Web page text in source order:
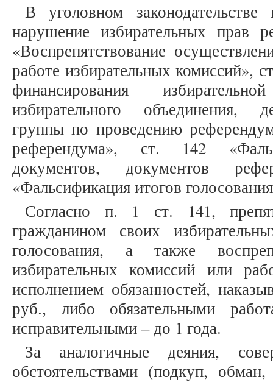
В уголовном
нарушение избирательных
«Воспрепятствование
работе избирательных комиссий»,
финансирования
избирательного объединения,
группы по проведению
референдума», ст. 142
документов, документов
«Фальсификация итогов
Согласно п. 1 ст. 141,
гражданином своих
голосования, а также
избирательных комиссий или
исполнением обязанностей,
руб., либо обязательными
исправительными – до 1 года.
За аналогичные деяния,
обстоятельствами (подкуп,